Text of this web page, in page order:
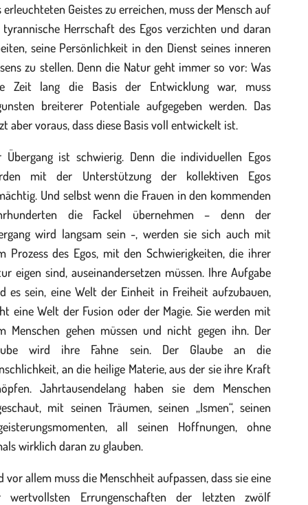
erleuchteten Geistes zu erreichen, muss der Mensch auf
tyrannische Herrschaft des Egos verzichten und daran
seine Persönlichkeit in den Dienst seines inneren
zu stellen. Denn die Natur geht immer so vor: Was
Zeit lang die Basis der Entwicklung war, muss
breiterer Potentiale aufgegeben werden. Das
aber voraus, dass diese Basis voll entwickelt ist.
Übergang ist schwierig. Denn die individuellen Egos
mit der Unterstützung der kollektiven Egos
Und selbst wenn die Frauen in den kommenden
die Fackel übernehmen – denn der
wird langsam sein -, werden sie sich auch mit
Prozess des Egos, mit den Schwierigkeiten, die ihrer
eigen sind, auseinandersetzen müssen. Ihre Aufgabe
es sein, eine Welt der Einheit in Freiheit aufzubauen,
eine Welt der Fusion oder der Magie. Sie werden mit
Menschen gehen müssen und nicht gegen ihn. Der
wird ihre Fahne sein. Der Glaube an die
an die heilige Materie, aus der sie ihre Kraft
Jahrtausendelang haben sie dem Menschen
mit seinen Träumen, seinen „Ismen“, seinen
all seinen Hoffnungen, ohne
wirklich daran zu glauben.
vor allem muss die Menschheit aufpassen, dass sie eine
wertvollsten Errungenschaften der letzten zwölf